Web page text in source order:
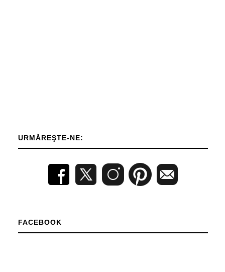
URMĂREŞTE-NE:
FACEBOOK